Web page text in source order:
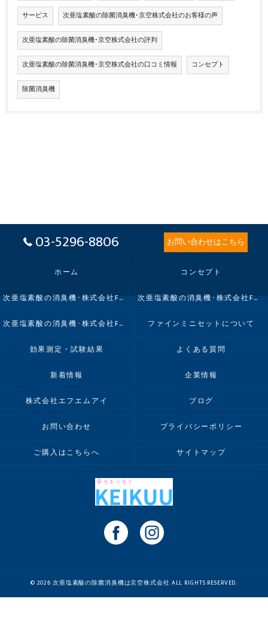
サービス 次亜塩素酸の除菌消臭機･京空株式会社のお客様の声
次亜塩素酸の除菌消臭機･京空株式会社の評判
次亜塩素酸の除菌消臭機･京空株式会社の口コミ情報 コンセプト
除菌消臭機
03-5296-8806 お問い合わせはこちら
ホーム コンセプト
次亜塩素酸の消臭機･株式会社FMIの口コミ情報 次亜塩素酸の消臭機･株式会社FMIの評判
次亜塩素酸の消臭機･株式会社FMIのお客様の声 ファインミニセットについて
効果測定・試験結果 よくある質問
新着情報 企業情報
株式会社エフエムアイ ブログ
お問い合わせ プライバシーポリシー
ご購入はこちらへ サイトマップ
© 2026 次亜塩素酸の除菌消臭機は京空株式会社 ALL RIGHTS RESERVED.